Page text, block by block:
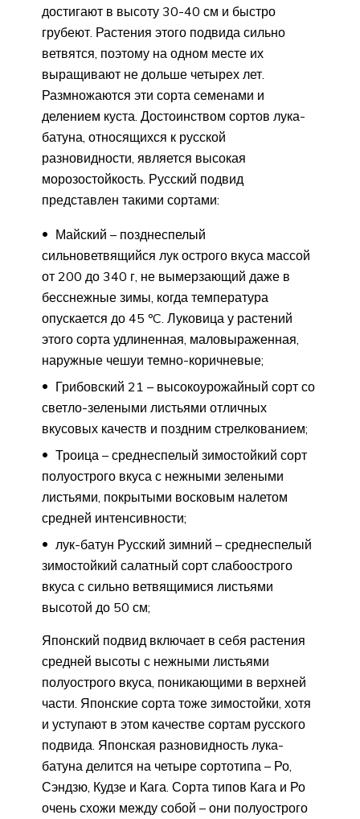
достигают в высоту 30-40 см и быстро
грубеют. Растения этого подвида сильно
ветвятся, поэтому на одном месте их
выращивают не дольше четырех лет.
Размножаются эти сорта семенами и
делением куста. Достоинством сортов лука-
батуна, относящихся к русской
разновидности, является высокая
морозостойкость. Русский подвид
представлен такими сортами:
Майский – позднеспелый
сильноветвящийся лук острого вкуса массой
от 200 до 340 г, не вымерзающий даже в
бесснежные зимы, когда температура
опускается до 45 ºC. Луковица у растений
этого сорта удлиненная, маловыраженная,
наружные чешуи темно-коричневые;
Грибовский 21 – высокоурожайный сорт со
светло-зелеными листьями отличных
вкусовых качеств и поздним стрелкованием;
Троица – среднеспелый зимостойкий сорт
полуострого вкуса с нежными зелеными
листьями, покрытыми восковым налетом
средней интенсивности;
лук-батун Русский зимний – среднеспелый
зимостойкий салатный сорт слабоострого
вкуса с сильно ветвящимися листьями
высотой до 50 см;
Японский подвид включает в себя растения
средней высоты с нежными листьями
полуострого вкуса, поникающими в верхней
части. Японские сорта тоже зимостойки, хотя
и уступают в этом качестве сортам русского
подвида. Японская разновидность лука-
батуна делится на четыре сортотипа – Ро,
Сэндзю, Кудзе и Кага. Сорта типов Кага и Ро
очень схожи между собой – они полуострого